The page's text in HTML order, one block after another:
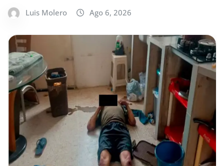
Luis Molero Ago 6, 2026